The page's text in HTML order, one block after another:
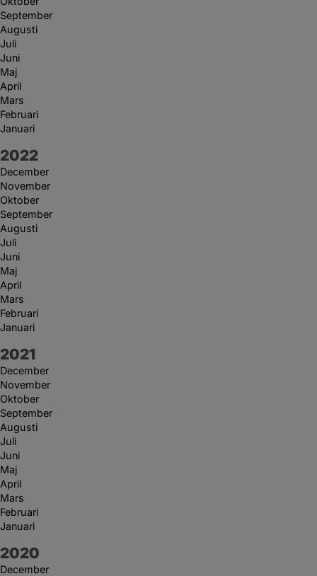
September
Augusti
Juli
Juni
Maj
April
Mars
Februari
Januari
År:
2022
December
November
Oktober
September
Augusti
Juli
Juni
Maj
April
Mars
Februari
Januari
År:
2021
December
November
Oktober
September
Augusti
Juli
Juni
Maj
April
Mars
Februari
Januari
År:
2020
December